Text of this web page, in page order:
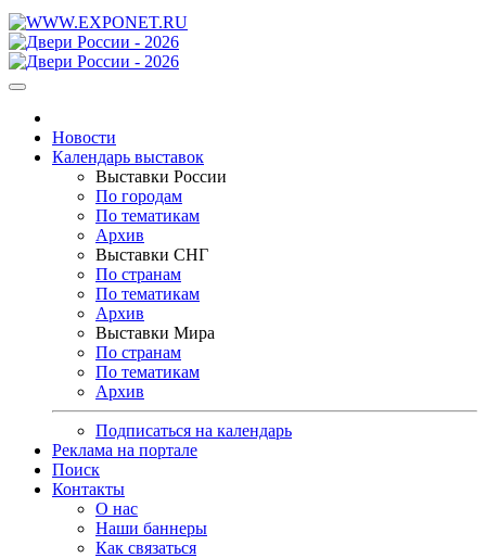
Новости
Календарь выставок
Выставки России
По городам
По тематикам
Архив
Выставки СНГ
По странам
По тематикам
Архив
Выставки Мира
По странам
По тематикам
Архив
Подписаться на календарь
Реклама на портале
Поиск
Контакты
О нас
Наши баннеры
Как связаться